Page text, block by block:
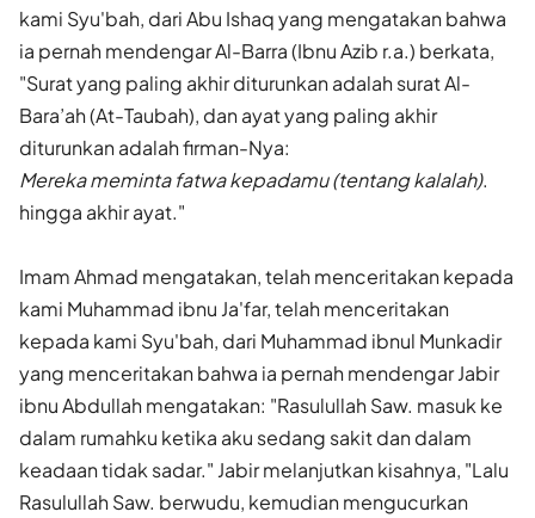
kami Syu'bah, dari Abu Ishaq yang mengatakan bahwa
ia pernah mendengar Al-Barra (Ibnu Azib r.a.) berkata,
"Surat yang paling akhir diturunkan adalah surat Al-
Bara’ah (At-Taubah), dan ayat yang paling akhir
diturunkan ada­lah firman-Nya:
Mereka meminta fatwa kepadamu (tentang kalalah).
hingga akhir ayat."
Imam Ahmad mengatakan, telah menceritakan kepada
kami Muham­mad ibnu Ja'far, telah menceritakan
kepada kami Syu'bah, dari Mu­hammad ibnul Munkadir
yang menceritakan bahwa ia pernah mende­ngar Jabir
ibnu Abdullah mengatakan: "Rasulullah Saw. masuk ke
dalam rumahku ketika aku sedang sakit dan dalam
keadaan tidak sadar." Jabir melanjutkan kisah­nya, "Lalu
Rasulullah Saw. berwudu, kemudian mengucurkan